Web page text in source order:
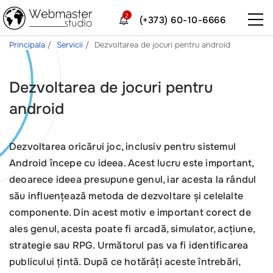
(+373) 60-10-6666
2
Principala Servicii Dezvoltarea de jocuri pentru android
Dezvoltarea de jocuri pentru
android
Dezvoltarea oricărui joc, inclusiv pentru sistemul
Android începe cu ideea. Acest lucru este important,
deoarece ideea presupune genul, iar acesta la rândul
său influențează metoda de dezvoltare și celelalte
componente. Din acest motiv e important corect de
ales genul, acesta poate fi arcadă, simulator, acțiune,
strategie sau RPG. Următorul pas va fi identificarea
publicului țintă. După ce hotărâți aceste întrebări,